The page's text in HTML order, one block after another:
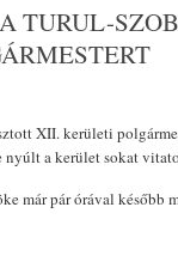
TURUL-
XII. kerületi
nyúlt a kerület sokat
már pár órával később